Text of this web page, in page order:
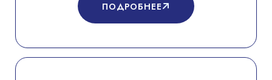
ПОДРОБНЕЕ